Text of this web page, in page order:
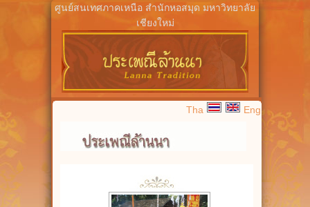
ศูนย์สนเทศภาคเหนือ สำนักหอสมุด มหาวิทยาลัย
เชียงใหม่
Tha Eng